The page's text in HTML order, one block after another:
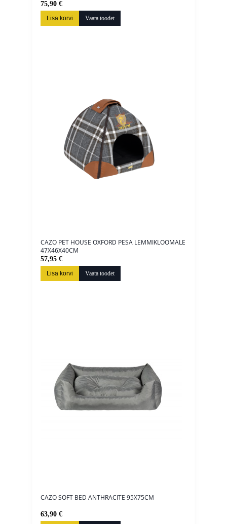
75,90 €
Lisa korvi Vaata toodet
CAZO PET HOUSE OXFORD PESA LEMMIKLOOMALE
47X46X40CM
57,95 €
Lisa korvi Vaata toodet
CAZO SOFT BED ANTHRACITE 95X75CM
63,90 €